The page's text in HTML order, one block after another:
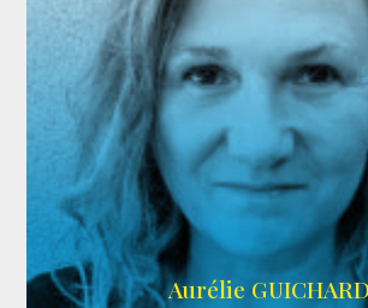
Aurélie